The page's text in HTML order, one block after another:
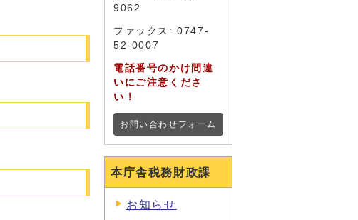
9062
ファックス: 0747-
52-0007
電話番号のかけ間違
いにご注意くださ
い！
お問い合わせフォーム
本庁舎税務財政課
お知らせ